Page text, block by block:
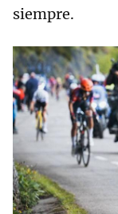
siempre.